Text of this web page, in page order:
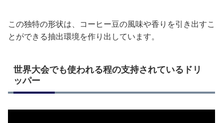
この独特の形状は、コーヒー豆の風味や香りを引き出すこ
とができる抽出環境を作り出しています。
世界大会でも使われる程の支持されているドリ
ッパー